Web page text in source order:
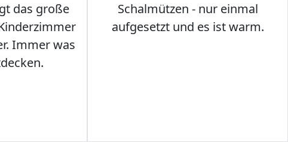
das große
Immer was
Schalmützen - nur einmal
aufgesetzt und es ist warm.